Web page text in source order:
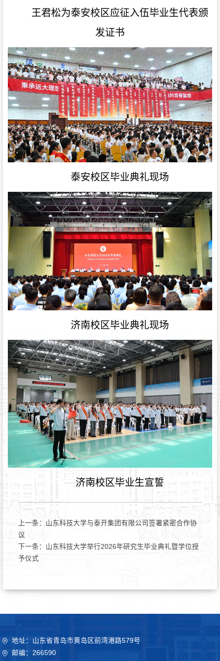
王君松为泰安校区应征入伍毕业生代表颁
发证书
泰安校区毕业典礼现场
济南校区毕业典礼现场
济南校区毕业生宣誓
上一条： 山东科技大学与泰开集团有限公司签署紧密合作协
议
下一条： 山东科技大学举行2026年研究生毕业典礼暨学位授
予仪式
地址：山东省青岛市黄岛区前湾港路579号
邮编：266590